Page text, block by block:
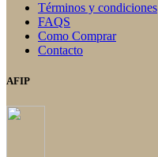
Términos y condiciones
FAQS
Como Comprar
Contacto
AFIP